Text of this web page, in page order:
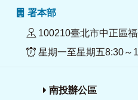
署本部
100210臺北市中正區
星期一至星期五8:30～
南投辦公區